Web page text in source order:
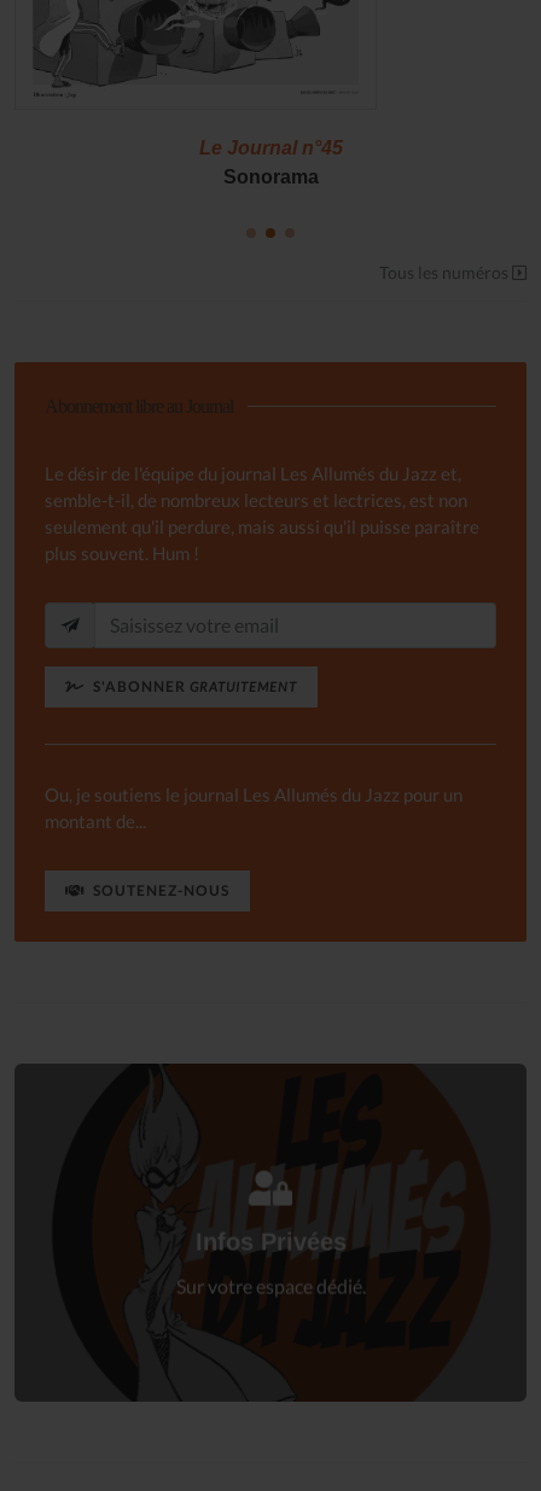
Le Journal n°45
Sonorama
Tous les numéros
Abonnement libre au Journal
Le désir de l'équipe du journal Les Allumés du Jazz et,
semble-t-il, de nombreux lecteurs et lectrices, est non
seulement qu'il perdure, mais aussi qu'il puisse paraître
plus souvent. Hum !
S'ABONNER GRATUITEMENT
Ou, je soutiens le journal Les Allumés du Jazz pour un
montant de...
SOUTENEZ-NOUS
Infos Privées
Sur votre espace dédié.
Connectez-vous